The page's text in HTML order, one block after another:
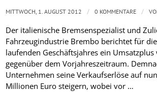
Der italienische Bremsenspezialist und
Fahrzeugindustrie Brembo berichtet für
laufenden Geschäftsjahres ein
gegenüber dem Vorjahreszeitraum.
Unternehmen seine Verkaufserlöse auf
Millionen Euro steigern, wobei vor …
MITTWOCH, 1. AUGUST 2012 / 0 KOMMENTARE /